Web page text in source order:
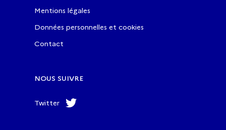
Mentions légales
Données personnelles et cookies
Contact
NOUS SUIVRE
Twitter